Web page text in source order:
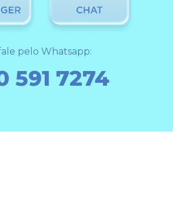
pelo Whatsapp:
591 7274